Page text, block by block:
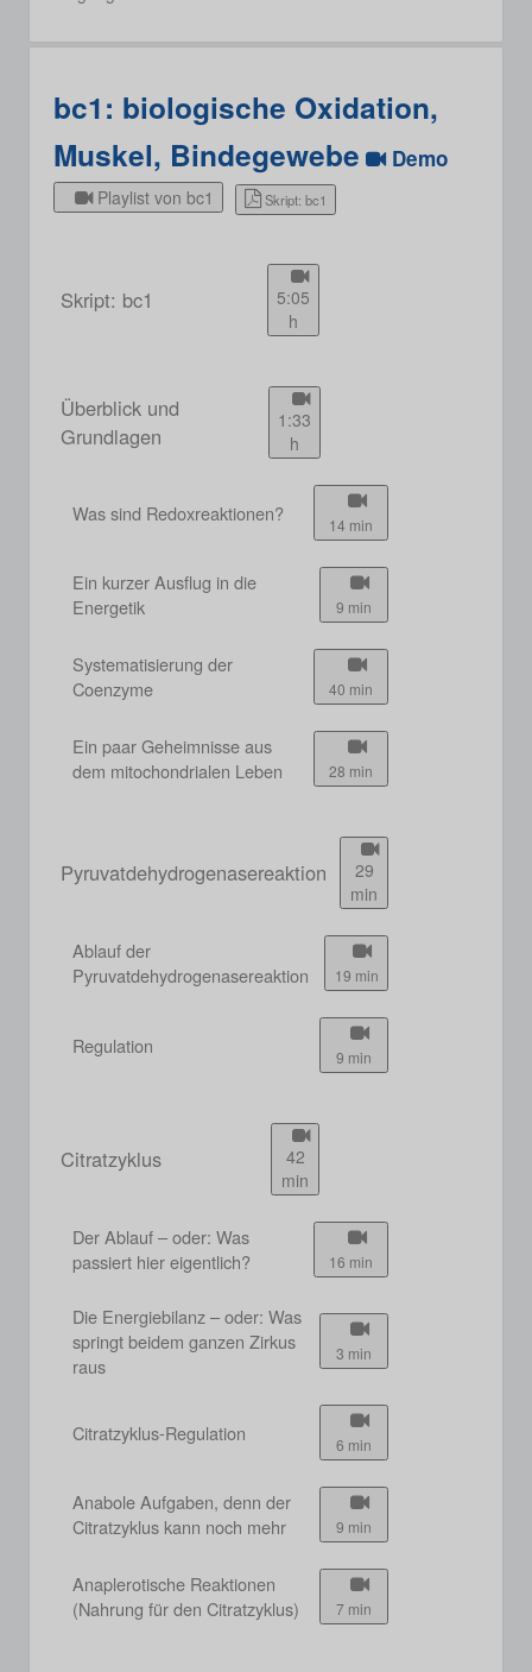
bc1: biologische Oxidation,
Muskel, Bindegewebe
Demo
Playlist von bc1 Skript: bc1
Skript: bc1
5:05
h
Überblick und
Grundlagen
1:33
h
Was sind Redoxreaktionen? 14 min
Ein kurzer Ausflug in die
Energetik
9 min
Systematisierung der
Coenzyme
40 min
Ein paar Geheimnisse aus
dem mitochondrialen Leben
28 min
Pyruvatdehydrogenasereaktion
29
min
Ablauf der
Pyruvatdehydrogenasereaktion
19 min
Regulation 9 min
Citratzyklus
42
min
Der Ablauf – oder: Was
passiert hier eigentlich?
16 min
Die Energiebilanz – oder: Was
springt beidem ganzen Zirkus
raus
3 min
Citratzyklus-Regulation 6 min
Anabole Aufgaben, denn der
Citratzyklus kann noch mehr
9 min
Anaplerotische Reaktionen
(Nahrung für den Citratzyklus)
7 min